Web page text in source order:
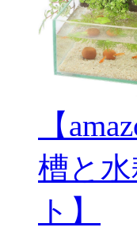
【
槽と
ト】